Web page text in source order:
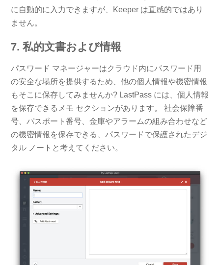
に自動的に入力できますが、Keeper は直感的ではあり
ません。
7. 私的文書および情報
パスワード マネージャーはクラウド内にパスワード用
の安全な場所を提供するため、他の個人情報や機密情報
もそこに保存してみませんか? LastPass には、個人情報
を保存できるメモ セクションがあります。 社会保障番
号、パスポート番号、金庫やアラームの組み合わせなど
の機密情報を保存できる、パスワードで保護されたデジ
タル ノートと考えてください。